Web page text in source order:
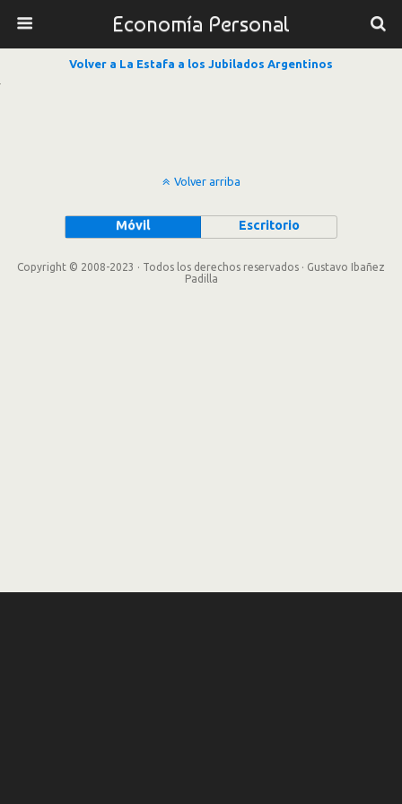
Economía Personal
Volver a La Estafa a los Jubilados Argentinos
Volver arriba
Móvil Escritorio
Copyright © 2008-2023 · Todos los derechos reservados · Gustavo Ibañez
Padilla